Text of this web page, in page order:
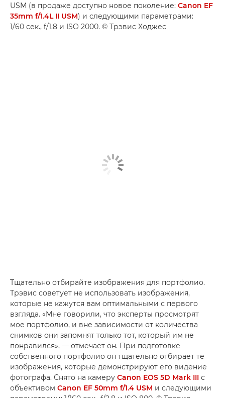
USM (в продаже доступно новое поколение: Canon EF
35mm f/1.4L II USM) и следующими параметрами:
1/60 сек., f/1.8 и ISO 2000. © Трэвис Ходжес
Тщательно отбирайте изображения для портфолио.
Трэвис советует не использовать изображения,
которые не кажутся вам оптимальными с первого
взгляда. «Мне говорили, что эксперты просмотрят
мое портфолио, и вне зависимости от количества
снимков они запомнят только тот, который им не
понравился», — отмечает он. При подготовке
собственного портфолио он тщательно отбирает те
изображения, которые демонстрируют его видение
фотографа. Снято на камеру Canon EOS 5D Mark III с
объективом Canon EF 50mm f/1.4 USM и следующими